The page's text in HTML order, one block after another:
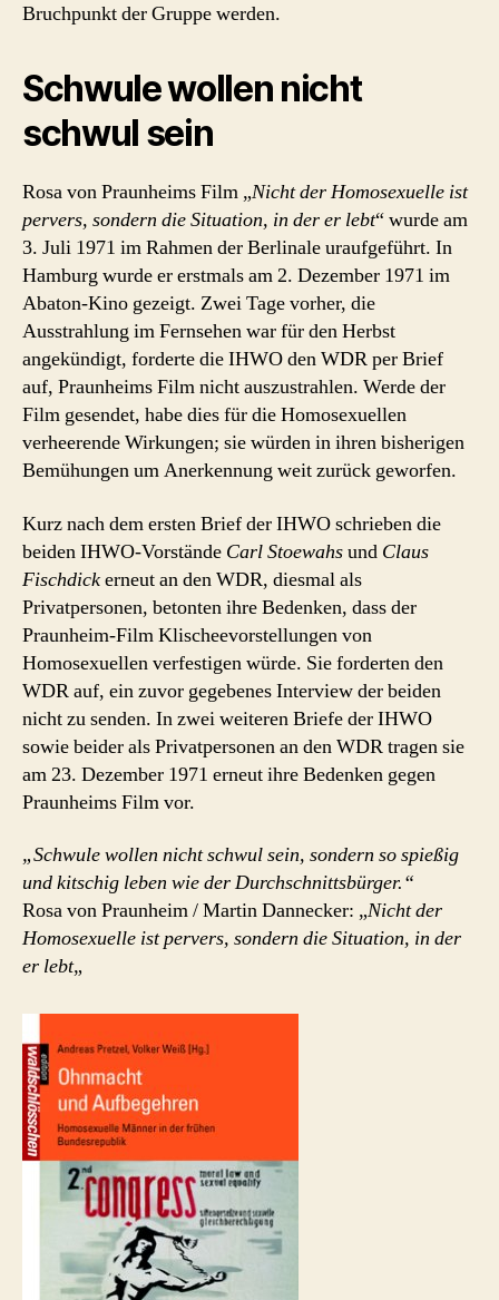
Bruchpunkt der Gruppe werden.
Schwule wollen nicht
schwul sein
Rosa von Praunheims Film „Nicht der Homosexuelle ist
pervers, sondern die Situation, in der er lebt“ wurde am
3. Juli 1971 im Rahmen der Berlinale uraufgeführt. In
Hamburg wurde er erstmals am 2. Dezember 1971 im
Abaton-Kino gezeigt. Zwei Tage vorher, die
Ausstrahlung im Fernsehen war für den Herbst
angekündigt, forderte die IHWO den WDR per Brief
auf, Praunheims Film nicht auszustrahlen. Werde der
Film gesendet, habe dies für die Homosexuellen
verheerende Wirkungen; sie würden in ihren bisherigen
Bemühungen um Anerkennung weit zurück geworfen.
Kurz nach dem ersten Brief der IHWO schrieben die
beiden IHWO-Vorstände Carl Stoewahsund Claus
Fischdickerneut an den WDR, diesmal als
Privatpersonen, betonten ihre Bedenken, dass der
Praunheim-Film Klischeevorstellungen von
Homosexuellen verfestigen würde. Sie forderten den
WDR auf, ein zuvor gegebenes Interview der beiden
nicht zu senden. In zwei weiteren Briefe der IHWO
sowie beider als Privatpersonen an den WDR tragen sie
am 23. Dezember 1971 erneut ihre Bedenken gegen
Praunheims Film vor.
„Schwule wollen nicht schwul sein, sondern so spießig
und kitschig leben wie der Durchschnittsbürger.“
Rosa von Praunheim / Martin Dannecker: „Nicht der
Homosexuelle ist pervers, sondern die Situation, in der
er lebt„